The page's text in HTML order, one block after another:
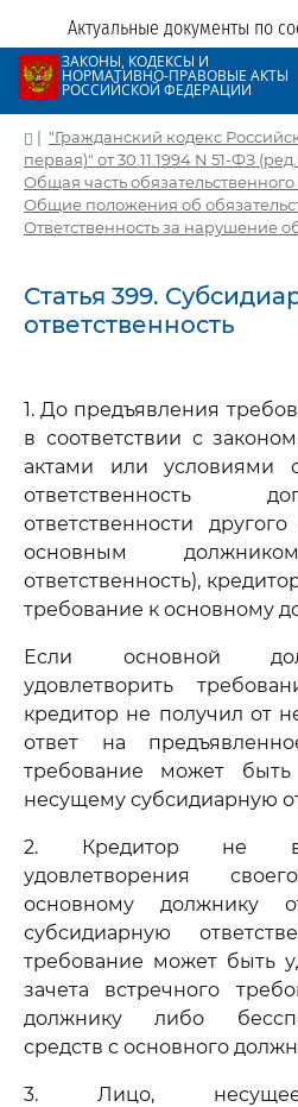
Актуальные документы по
ЗАКОНЫ, КОДЕКСЫ И
НОРМАТИВНО-ПРАВОВЫЕ АКТЫ
РОССИЙСКОЙ ФЕДЕРАЦИИ
| "Гражданский кодекс
первая)" от 30.11.1994 N 51-ФЗ
Общая часть
Общие положения об
Ответственность за нарушение
Статья 399.
ответственность
1. До предъявления
в соответствии с
актами или условиями
ответственность
ответственности
основным
ответственность),
требование к основному
Если основной
удовлетворить
кредитор не получил от
ответ на
требование может быть
несущему субсидиарную
2. Кредитор не
удовлетворения
основному должнику
субсидиарную
требование может быть
зачета встречного
должнику либо
средств с основного
3. Лицо, несущее